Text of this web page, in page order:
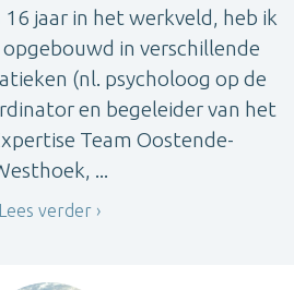
jaar in het werkveld, heb ik
in verschillende
(nl. psycholoog op de
en begeleider van het
Team Oostende-
...
Lees verder